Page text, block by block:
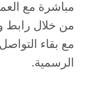
مباشرة مع
من خلال رابط
مع بقاء
الرسمية.